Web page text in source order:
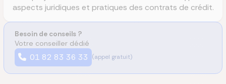
aspects juridiques et pratiques des contrats de crédit.
Besoin de conseils ?
Votre conseiller dédié
01 82 83 36 33 (appel gratuit)